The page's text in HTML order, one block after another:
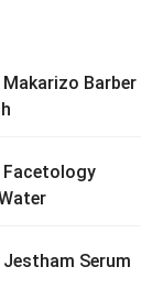
Barber
Facetology
Serum